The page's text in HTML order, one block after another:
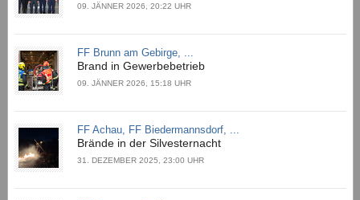
09. JÄNNER 2026, 20:22 UHR
FF Brunn am Gebirge, ...
Brand in Gewerbebetrieb
09. JÄNNER 2026, 15:18 UHR
FF Achau, FF Biedermannsdorf, ...
Brände in der Silvesternacht
31. DEZEMBER 2025, 23:00 UHR